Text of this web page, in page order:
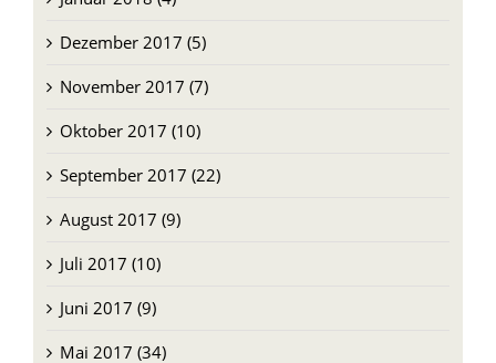
November 2017 (7)
Oktober 2017 (10)
September 2017 (22)
August 2017 (9)
Juli 2017 (10)
Juni 2017 (9)
Mai 2017 (34)
April 2017 (4)